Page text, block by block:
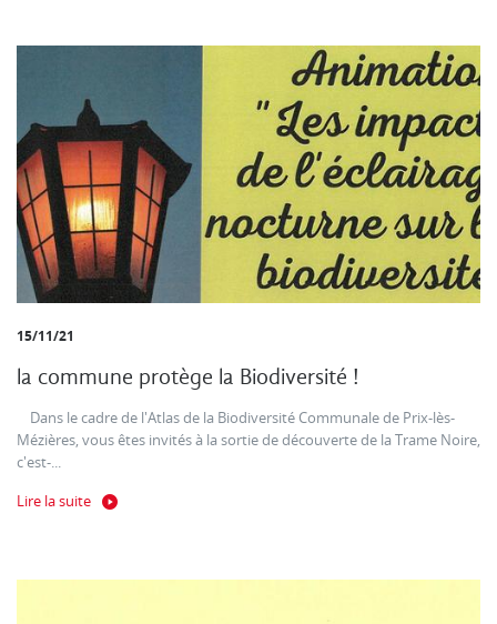
15/11/21
la commune protège la Biodiversité !
Dans le cadre de l'Atlas de la Biodiversité Communale de Prix-lès-
Mézières, vous êtes invités à la sortie de découverte de la Trame Noire,
c'est-...
Lire la suite